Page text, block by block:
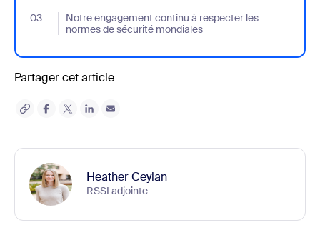
03
Notre engagement continu à respecter les
normes de sécurité mondiales
- Jumplink to Notre engagement continu à respecter les
Partager cet article
Heather Ceylan
RSSI adjointe